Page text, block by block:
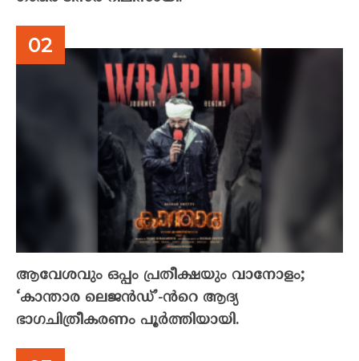
ആവേശവും ഒപ്പം പ്രതീക്ഷയും വാനോളം;
‘കാന്താര ലെജൻഡ്’-ൻറെ ആദ്യ
ഭാഗചിത്രീകരണം പൂർത്തിയായി.